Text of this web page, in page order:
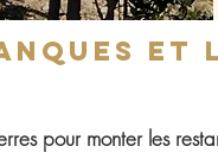
et
pour monter les